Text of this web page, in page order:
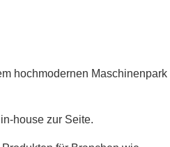
hochmodernen Maschinenpark
house zur Seite.